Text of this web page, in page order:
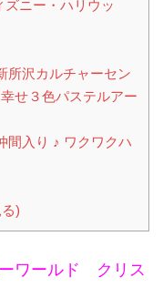
ニー・ハリウッ
所沢カルチャーセン
せ３色パステルアー
間入り ♪ ワクワクハ
)
ワールド クリス